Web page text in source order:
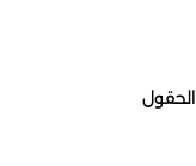
الحقول